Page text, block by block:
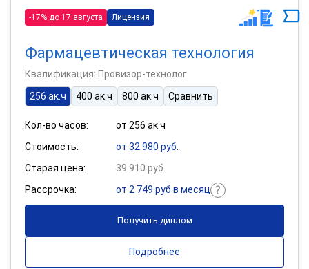
-17% до 17 августа Лицензия
Фармацевтическая технология
Квалификация: Провизор-технолог
256 ак.ч
400 ак.ч 800 ак.ч Сравнить
Кол-во часов:
от 256 ак.ч
Стоимость:
от 32 980 руб.
Старая цена:
39 910 руб.
Рассрочка:
от 2 749 руб в месяц
Получить диплом
Подробнее